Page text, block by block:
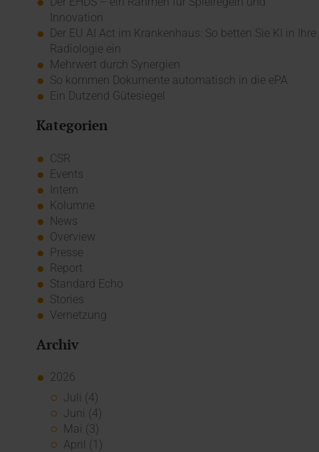
Innovation
Der EU AI Act im Krankenhaus: So betten Sie KI in Ihre
Radiologie ein
Mehrwert durch Synergien
So kommen Dokumente automatisch in die ePA
Ein Dutzend Gütesiegel
Kategorien
CSR
Events
Intern
Kolumne
News
Overview
Presse
Report
Standard Echo
Stories
Vernetzung
Archiv
2026
Juli (4)
Juni (4)
Mai (3)
April (1)